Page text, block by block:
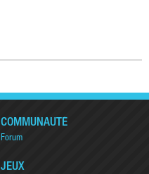
COMMUNAUTÉ
Forum
JEUX